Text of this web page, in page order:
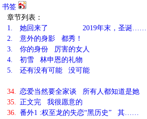
书签
章节列表：
1.
她回来了 2019年末，圣诞……
2.
意外的身影 都秀！
3.
你的身份 厉害的女人
4.
初雪 林申恩的礼物
5.
还有没有可能 没可能
34. 恋爱当然要全家谈 所有人都知道是她
35. 正文完 我很愿意的
36. 番外1 :权至龙的失恋“黑历史” 其……